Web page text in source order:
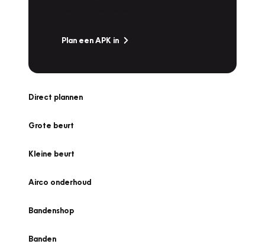
Plan een APK in
Direct plannen
Grote beurt
Kleine beurt
Airco onderhoud
Bandenshop
Banden